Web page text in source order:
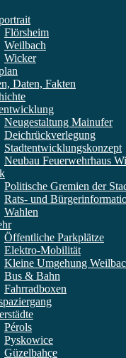
Flörsheim
Weilbach
Wicker
Daten, Fakten
Neugestaltung Mainufer
Deichrückverlegung
Stadtentwicklungskonzept
Neubau Feuerwehrhaus
Politische Gremien der
Rats- und
Wahlen
Öffentliche Parkplätze
Elektro-Mobilität
Kleine Umgehung
Bus & Bahn
Fahrradboxen
Pérols
Pyskowice
Güzelbahçe